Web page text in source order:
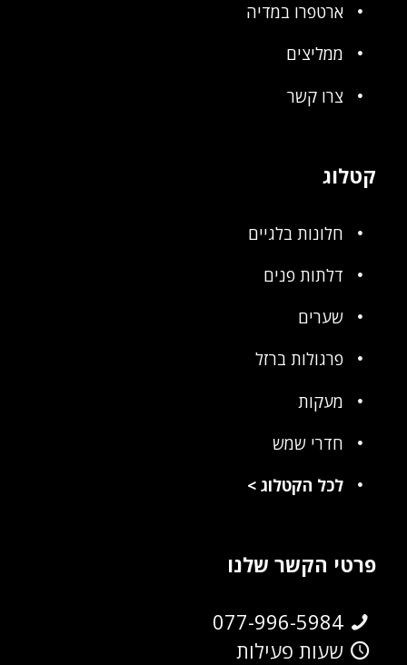
ארטפרו במדיה
ממליצים
צרו קשר
קטלוג
חלונות בלגיים
דלתות פנים
שערים
פרגולות ברזל
מעקות
חדרי שמש
לכל הקטלוג>
פרטי הקשר שלנו
077-996-5984
שעות פעילות